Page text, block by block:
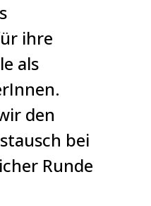
ihre
als
den
bei
Runde